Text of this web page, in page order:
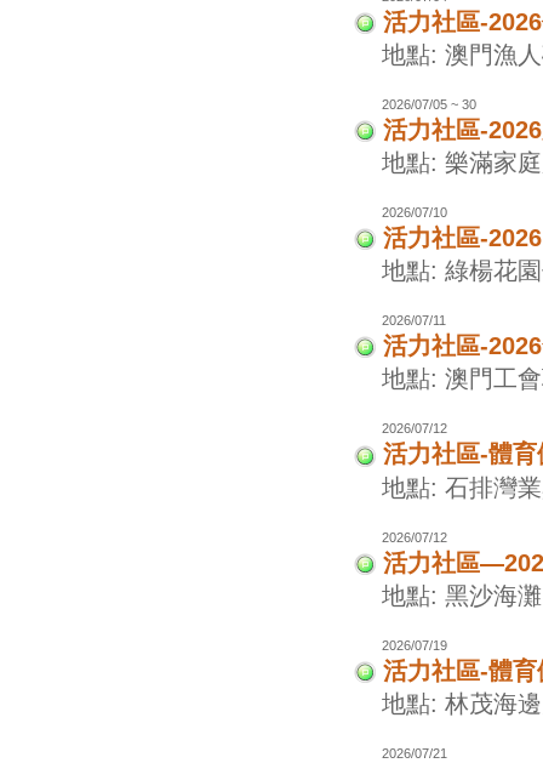
活力社區-
地點: 澳門漁
2026/07/05 ~ 30
活力社區-
地點: 樂滿家
2026/07/10
活力社區-
地點: 綠楊花
2026/07/11
活力社區-
地點: 澳門工
2026/07/12
活力社區-體
地點: 石排灣
2026/07/12
活力社區
地點: 黑沙海灘
2026/07/19
活力社區-體
地點: 林茂海
2026/07/21